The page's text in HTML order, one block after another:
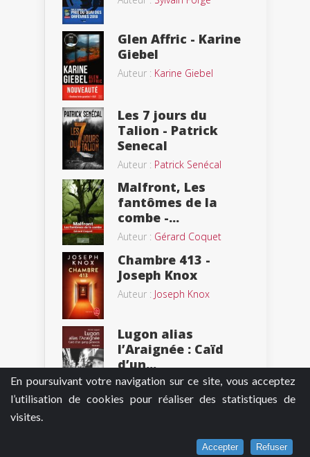
En poursuivant votre navigation sur ce site, vous acceptez
l’utilisation de cookies pour réaliser des statistiques de
visites.
Accepter Refuser
Glen Affric - Karine
Giebel
Auteur : Karine Giebel
Les 7 jours du
Talion - Patrick
Senecal
Auteur : Patrick Senécal
Malfront, Les
fantômes de la
combe -...
Auteur : Gérard Coquet
Chambre 413 -
Joseph Knox
Auteur : Joseph Knox
Lugon alias
l’Araignée : Caïd
d’un...
Auteur :Michel Logean
Le jour du chien -
Patrick Bauwen